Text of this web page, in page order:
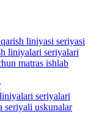
liniyasi seriyasi
liniyalari seriyalari
matras ishlab
seriyalari
seriyali uskunalar